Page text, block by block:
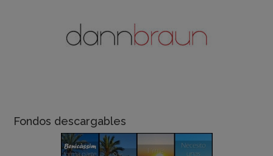
Fondos descargables